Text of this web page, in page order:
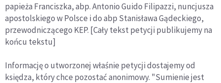
papieża Franciszka, abp. Antonio Guido Filipazzi, nuncjusza
apostolskiego w Polsce i do abp Stanisława Gądeckiego,
przewodniczącego KEP. [Cały tekst petycji publikujemy na
końcu tekstu]
Informację o utworzonej właśnie petycji dostajemy od
księdza, który chce pozostać anonimowy. "Sumienie jest